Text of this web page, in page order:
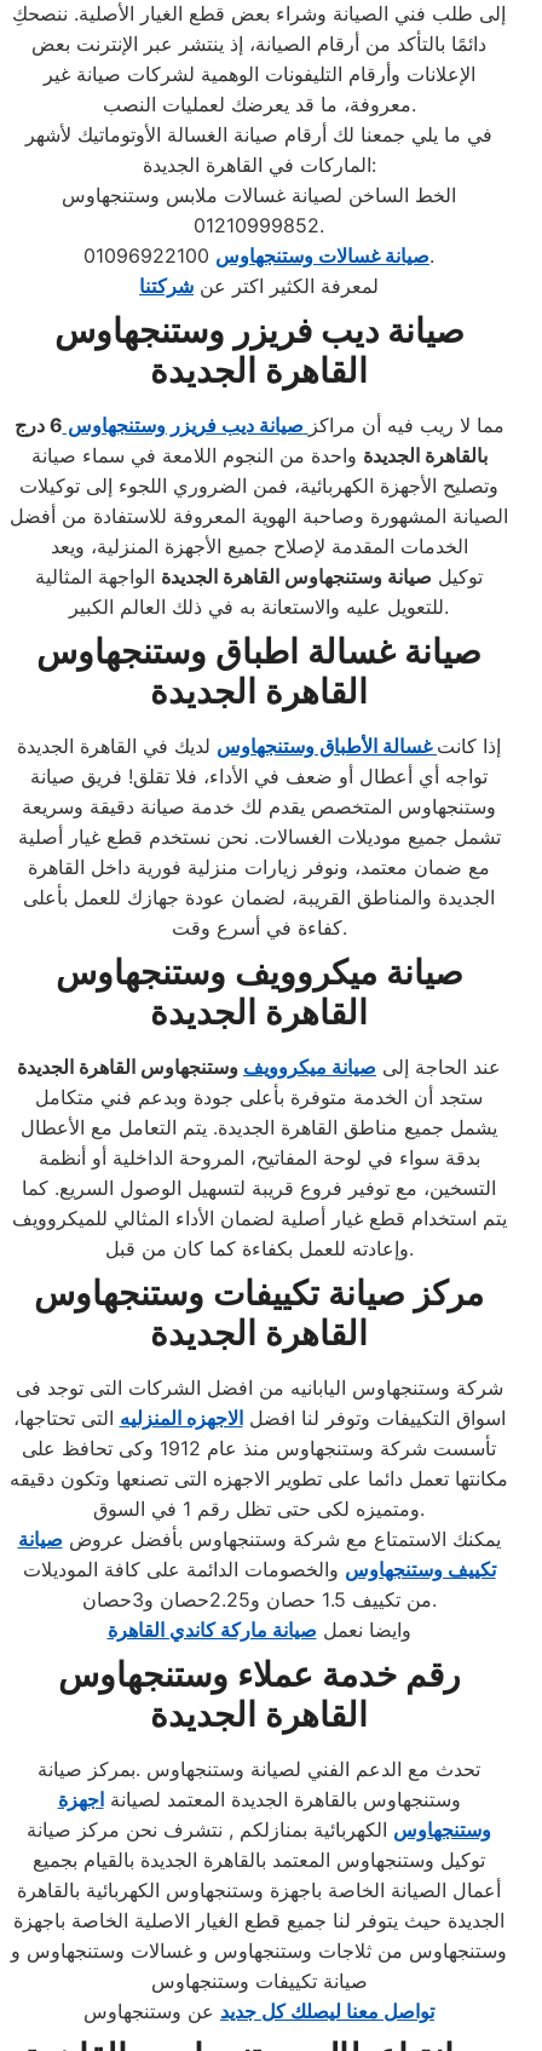
إلى طلب فني الصيانة وشراء بعض قطع الغيار الأصلية. ننصحكِ
دائمًا بالتأكد من أرقام الصيانة، إذ ينتشر عبر الإنترنت بعض
الإعلانات وأرقام التليفونات الوهمية لشركات صيانة غير
معروفة، ما قد يعرضك لعمليات النصب.
في ما يلي جمعنا لك أرقام صيانة الغسالة الأوتوماتيك لأشهر
الماركات في القاهرة الجديدة:
الخط الساخن لصيانة غسالات ملابس وستنجهاوس
01210999852.
صيانة غسالات وستنجهاوس01096922100.
لمعرفة الكثير اكتر عن شركتنا
صيانة ديب فريزر وستنجهاوس
القاهرة الجديدة
مما لا ريب فيه أن مراكز صيانة ديب فريزر وستنجهاوس
6 درج
بالقاهرة الجديدة واحدة من النجوم اللامعة في سماء صيانة
وتصليح الأجهزة الكهربائية، فمن الضروري اللجوء إلى توكيلات
الصيانة المشهورة وصاحبة الهوية المعروفة للاستفادة من أفضل
الخدمات المقدمة لإصلاح جميع الأجهزة المنزلية، ويعد
توكيل صيانة وستنجهاوس القاهرة الجديدة الواجهة المثالية
للتعويل عليه والاستعانة به في ذلك العالم الكبير.
صيانة غسالة اطباق وستنجهاوس
القاهرة الجديدة
إذا كانت غسالة الأطباق وستنجهاوس لديك في القاهرة الجديدة
تواجه أي أعطال أو ضعف في الأداء، فلا تقلق! فريق صيانة
وستنجهاوس المتخصص يقدم لك خدمة صيانة دقيقة وسريعة
تشمل جميع موديلات الغسالات. نحن نستخدم قطع غيار أصلية
مع ضمان معتمد، ونوفر زيارات منزلية فورية داخل القاهرة
الجديدة والمناطق القريبة، لضمان عودة جهازك للعمل بأعلى
كفاءة في أسرع وقت.
صيانة ميكروويف وستنجهاوس
القاهرة الجديدة
عند الحاجة إلى صيانة ميكروويف وستنجهاوس القاهرة الجديدة
ستجد أن الخدمة متوفرة بأعلى جودة وبدعم فني متكامل
يشمل جميع مناطق القاهرة الجديدة. يتم التعامل مع الأعطال
بدقة سواء في لوحة المفاتيح، المروحة الداخلية أو أنظمة
التسخين، مع توفير فروع قريبة لتسهيل الوصول السريع. كما
يتم استخدام قطع غيار أصلية لضمان الأداء المثالي للميكروويف
وإعادته للعمل بكفاءة كما كان من قبل.
مركز صيانة تكييفات وستنجهاوس
القاهرة الجديدة
شركة وستنجهاوس اليابانيه من افضل الشركات التى توجد فى
اسواق التكييفات وتوفر لنا افضلالاجهزه المنزليه التى تحتاجها،
تأسست شركة وستنجهاوس منذ عام 1912 وكى تحافظ على
مكانتها تعمل دائما على تطوير الاجهزه التى تصنعها وتكون دقيقه
ومتميزه لكى حتى تظل رقم 1 في السوق.
يمكنك الاستمتاع مع شركة وستنجهاوس بأفضل عروض صيانة
تكييف وستنجهاوس والخصومات الدائمة على كافة الموديلات
من تكييف 1.5 حصان و2.25حصان و3حصان.
وايضا نعمل صيانة ماركة كاندي القاهرة
رقم خدمة عملاء وستنجهاوس
القاهرة الجديدة
تحدث مع الدعم الفني لصيانة وستنجهاوس .بمركز صيانة
وستنجهاوس بالقاهرة الجديدة المعتمد لصيانةاجهزة
وستنجهاوس الكهربائية بمنازلكم , نتشرف نحن مركز صيانة
توكيل وستنجهاوس المعتمد بالقاهرة الجديدة بالقيام بجميع
أعمال الصيانة الخاصة باجهزة وستنجهاوس الكهربائية بالقاهرة
الجديدة حيث يتوفر لنا جميع قطع الغيار الاصلية الخاصة باجهزة
وستنجهاوس من ثلاجات وستنجهاوس و غسالات وستنجهاوس و
صيانة تكييفات وستنجهاوس
تواصل معنا ليصلك كل جديد عن وستنجهاوس